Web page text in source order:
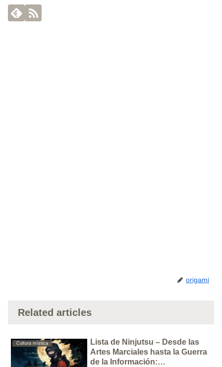
origami
Related articles
Cultura mística
Lista de Ninjutsu – Desde las
Artes Marciales hasta la Guerra
de la Información: